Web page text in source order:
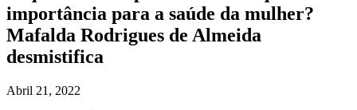
importância para a saúde da mulher?
Mafalda Rodrigues de Almeida
desmistifica
Abril 21, 2022